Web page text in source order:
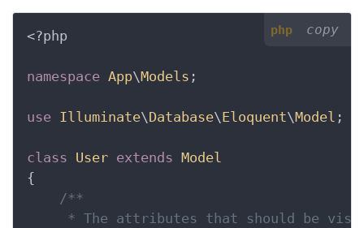
php copy
<?php
namespace App\Models ;
use Illuminate\Database\Eloquent\Model ;
class User extends Model
{
/**
* The attributes that should be